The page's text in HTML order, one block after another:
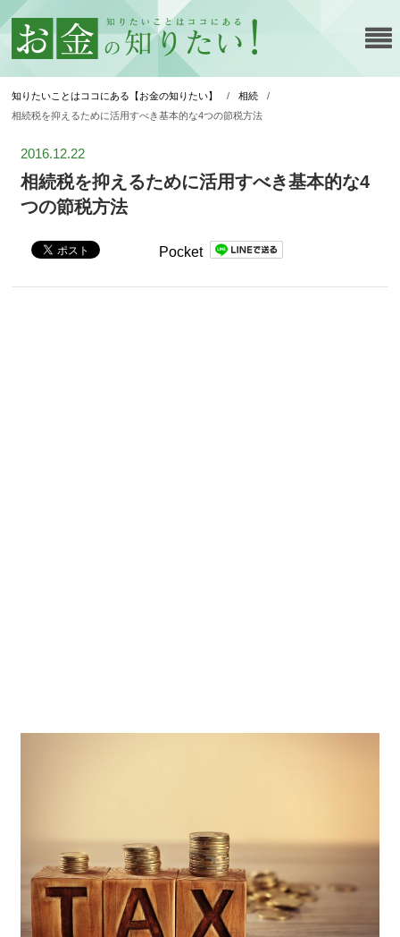
知りたいことはココにある【お金の知りたい】 / 相続
/
相続税を抑えるために活用すべき基本的な4つの節税方法
2016.12.22
相続税を抑えるために活用すべき基本的な4
つの節税方法
Pocket